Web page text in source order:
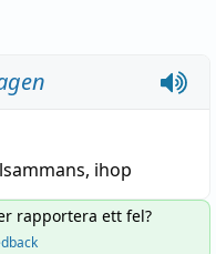
, ihop
rapportera ett fel?